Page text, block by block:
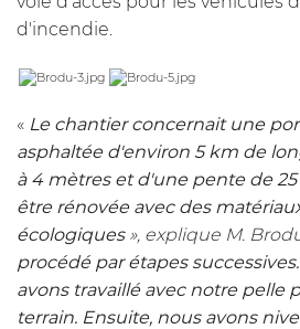
d'incendie.
« Le chantier concernait une
asphaltée d'environ 5 km de
à 4 mètres et d'une pente de 25
être rénovée avec des
écologiques», explique M.
procédé par étapes
avons travaillé avec notre pelle
terrain. Ensuite, nous avons